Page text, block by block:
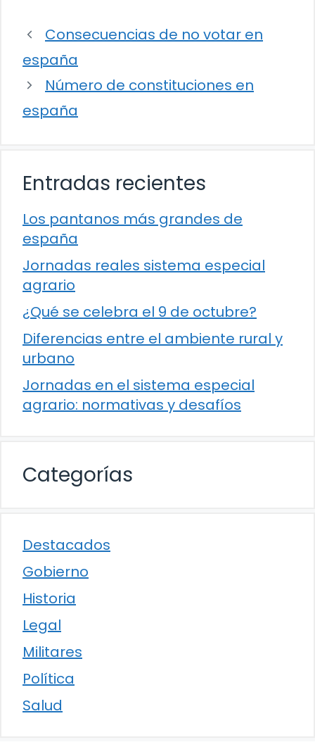
Consecuencias de no votar en
españa
Número de constituciones en
españa
Entradas recientes
Los pantanos más grandes de
españa
Jornadas reales sistema especial
agrario
¿Qué se celebra el 9 de octubre?
Diferencias entre el ambiente rural y
urbano
Jornadas en el sistema especial
agrario: normativas y desafíos
Categorías
Destacados
Gobierno
Historia
Legal
Militares
Política
Salud